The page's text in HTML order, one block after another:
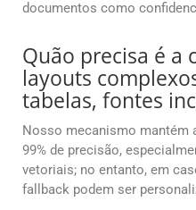
documentos como
Quão precisa é a
layouts
tabelas, fontes
Nosso mecanismo mantém
99% de precisão,
vetoriais; no entanto, em
fallback podem ser